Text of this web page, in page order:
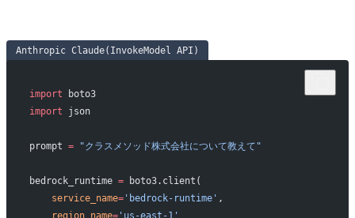
Anthropic Claude(InvokeModel API)
import boto3
import json
prompt = "クラスメソッド株式会社について教えて"
bedrock_runtime = boto3.client(
    service_name
='bedrock-runtime' ,
    region_name
='us-east-1'